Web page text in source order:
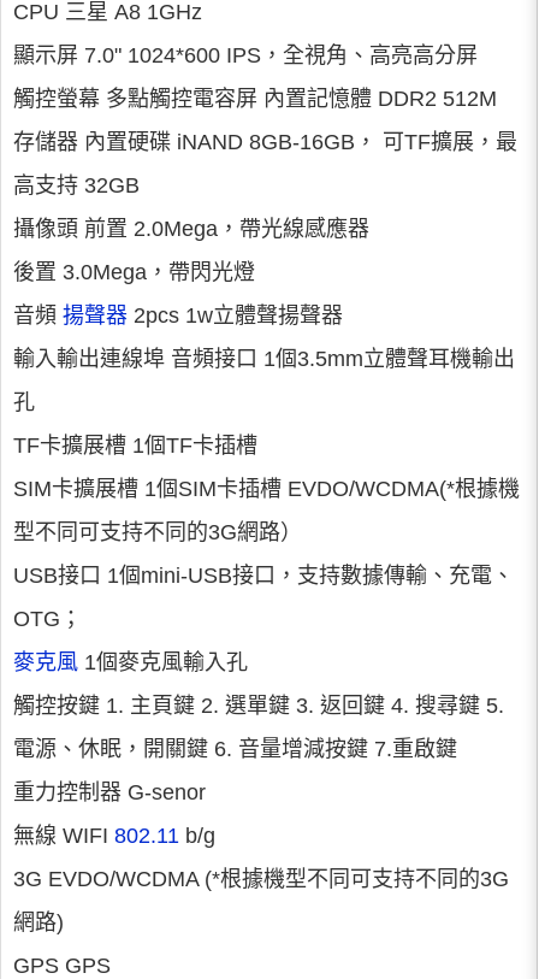
CPU 三星 A8 1GHz
顯示屏 7.0" 1024*600 IPS，全視角、高亮高分屏
觸控螢幕 多點觸控電容屏 內置記憶體 DDR2 512M
存儲器 內置硬碟 iNAND 8GB-16GB， 可TF擴展，最
高支持 32GB
攝像頭 前置 2.0Mega，帶光線感應器
後置 3.0Mega，帶閃光燈
音頻 揚聲器 2pcs 1w立體聲揚聲器
輸入輸出連線埠 音頻接口 1個3.5mm立體聲耳機輸出
孔
TF卡擴展槽 1個TF卡插槽
SIM卡擴展槽 1個SIM卡插槽 EVDO/WCDMA(*根據機
型不同可支持不同的3G網路）
USB接口 1個mini-USB接口，支持數據傳輸、充電、
OTG；
麥克風 1個麥克風輸入孔
觸控按鍵 1. 主頁鍵 2. 選單鍵 3. 返回鍵 4. 搜尋鍵 5.
電源、休眠，開關鍵 6. 音量增減按鍵 7.重啟鍵
重力控制器 G-senor
無線 WIFI 802.11 b/g
3G EVDO/WCDMA (*根據機型不同可支持不同的3G
網路)
GPS GPS